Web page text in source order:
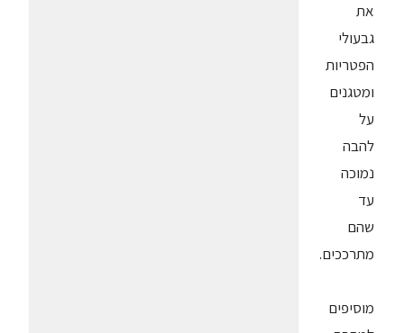
את
גבעולי
הפטריות
ומטגנים
על
להבה
נמוכה
עד
שהם
מתרככים.
מוסיפים